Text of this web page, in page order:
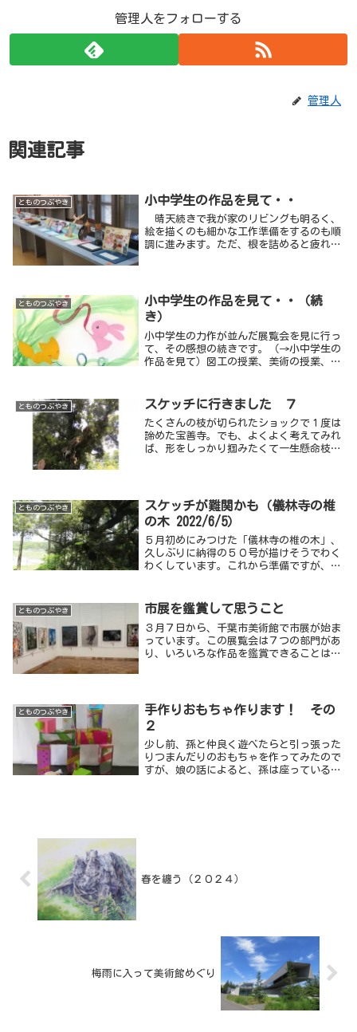
管理人をフォローする
管理人
関連記事
とものつぶやき 小中学生の作品を見て・・
晴天続きで我が家のリビングも明るく、
絵を描くのも細かな工作準備をするのも順
調に進みます。ただ、根を詰めると疲れも
来ました。
とものつぶやき
小中学生の作品を見て・・（続
き）
小中学生の力作が並んだ展覧会を見に行っ
て、その感想の続きです。（→小中学生の
作品を見て）図工の授業、美術の授業、そ
とものつぶやき スケッチに行きました ７
たくさんの枝が切られたショックで１度は
諦めた宝善寺。でも、よくよく考えてみれ
ば、形をしっかり掴みたくて一生懸命枝の
うですが、充分に面白い迫力のある形、こ
れは主役になります。
とものつぶやき
スケッチが難関かも（儀林寺の椎
の木 2022/6/5）
５月初めにみつけた「儀林寺の椎の木」、
久しぶりに納得の５０号が描けそうでわく
わくしています。これから準備ですが、今
に聞かれると前にも書きましたが、この絵
が完成するまでの過程で詳細をわかってい
ただけると思います。
とものつぶやき 市展を鑑賞して思うこと
３月７日から、千葉市美術館で市展が始ま
っています。この展覧会は７つの部門があ
り、いろいろな作品を鑑賞できることは以
と感じました。
とものつぶやき
手作りおもちゃ作ります！ その
２
少し前、孫と仲良く遊べたらと引っ張った
りつまんだりのおもちゃを作ってみたので
すが、娘の話によると、孫は座っているこ
春を纏う（２０２４）
梅雨に入って美術館めぐり